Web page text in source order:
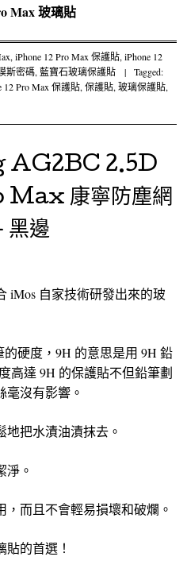
Max 玻璃貼
,iPhone 12 Pro Max 保護貼,iPhone 12
斯密碼,藍寶石玻璃保護貼 |
Tagged:
12 Pro Max 保護貼,保護貼,玻璃保護貼,
2.5D
康寧防塵網
黑邊
iMos 自家技術研發出來的玻
硬度，9H 的意思是用 9H 鉛
高達 9H 的保護貼不但鉛筆劃
毫沒有影響。
把水漬油漬抹去。
淨。
而且不會輕易損壞和破爛。
的首選！